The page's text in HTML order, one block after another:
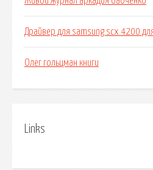
Драйвер для samsung scx 4200
Олег гольцман книги
Links